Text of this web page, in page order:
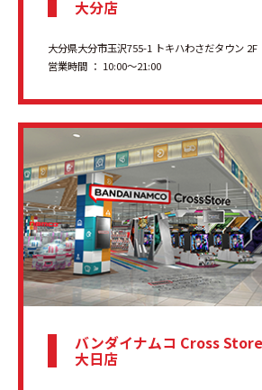
大分店
大分県大分市玉沢755-1 トキハわさだタウン 2F
営業時間 ： 10:00〜21:00
バンダイナムコ Cross
大日店